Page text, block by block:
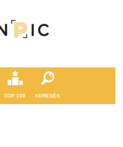
TOP 100 KERESÉS